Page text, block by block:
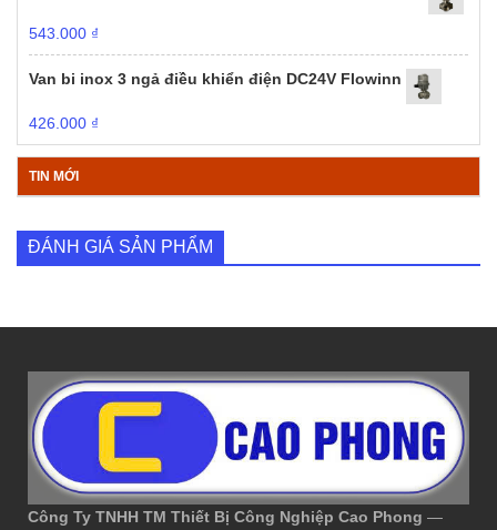
543.000 ₫
Van bi inox 3 ngả điều khiển điện DC24V Flowinn
426.000 ₫
TIN MỚI
ĐÁNH GIÁ SẢN PHẨM
Công Ty TNHH TM Thiết Bị Công Nghiệp Cao Phong —